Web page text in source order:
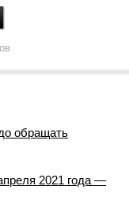
обращать
2021 года —